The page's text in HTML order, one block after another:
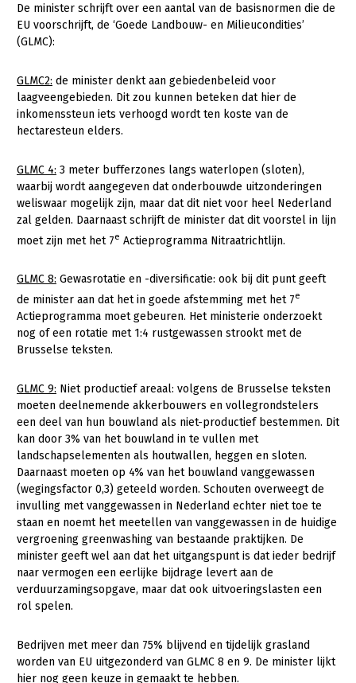
De minister schrijft over een aantal van de basisnormen die de
EU voorschrijft, de ‘Goede Landbouw- en Milieucondities’
(GLMC):
GLMC2: de minister denkt aan gebiedenbeleid voor
laagveengebieden. Dit zou kunnen beteken dat hier de
inkomenssteun iets verhoogd wordt ten koste van de
hectaresteun elders.
GLMC 4: 3 meter bufferzones langs waterlopen (sloten),
waarbij wordt aangegeven dat onderbouwde uitzonderingen
weliswaar mogelijk zijn, maar dat dit niet voor heel Nederland
zal gelden. Daarnaast schrijft de minister dat dit voorstel in lijn
moet zijn met het 7e Actieprogramma Nitraatrichtlijn.
GLMC 8: Gewasrotatie en -diversificatie: ook bij dit punt geeft
de minister aan dat het in goede afstemming met het 7e
Actieprogramma moet gebeuren. Het ministerie onderzoekt
nog of een rotatie met 1:4 rustgewassen strookt met de
Brusselse teksten.
GLMC 9: Niet productief areaal: volgens de Brusselse teksten
moeten deelnemende akkerbouwers en vollegrondstelers
een deel van hun bouwland als niet-productief bestemmen. Dit
kan door 3% van het bouwland in te vullen met
landschapselementen als houtwallen, heggen en sloten.
Daarnaast moeten op 4% van het bouwland vanggewassen
(wegingsfactor 0,3) geteeld worden. Schouten overweegt de
invulling met vanggewassen in Nederland echter niet toe te
staan en noemt het meetellen van vanggewassen in de huidige
vergroening greenwashing van bestaande praktijken. De
minister geeft wel aan dat het uitgangspunt is dat ieder bedrijf
naar vermogen een eerlijke bijdrage levert aan de
verduurzamingsopgave, maar dat ook uitvoeringslasten een
rol spelen.
Bedrijven met meer dan 75% blijvend en tijdelijk grasland
worden van EU uitgezonderd van GLMC 8 en 9. De minister lijkt
hier nog geen keuze in gemaakt te hebben.